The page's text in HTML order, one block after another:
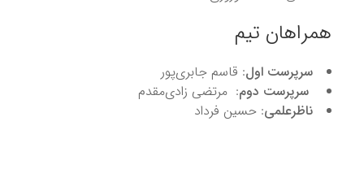
همراهان تیم
سرپرست اول: قاسم جابری‌پور
سرپرست دوم: مرتضی زادی‌مقدم
ناظرعلمی: حسین فرداد